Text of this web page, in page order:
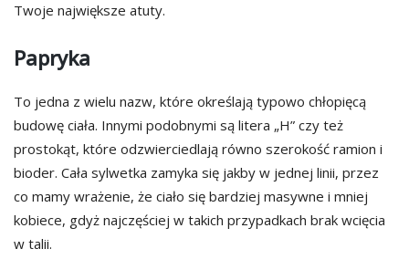
Twoje największe atuty.
Papryka
To jedna z wielu nazw, które określają typowo chłopięcą
budowę ciała. Innymi podobnymi są litera „H” czy też
prostokąt, które odzwierciedlają równo szerokość ramion i
bioder. Cała sylwetka zamyka się jakby w jednej linii, przez
co mamy wrażenie, że ciało się bardziej masywne i mniej
kobiece, gdyż najczęściej w takich przypadkach brak wcięcia
w talii.